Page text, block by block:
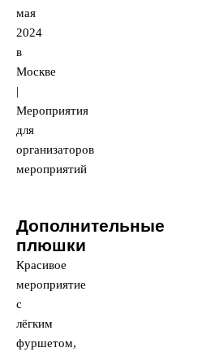
Дополнительные
плюшки
Красивое
мероприятие
с
лёгким
фуршетом,